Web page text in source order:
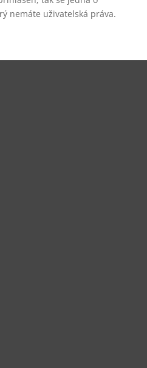
nemáte uživatelská práva.